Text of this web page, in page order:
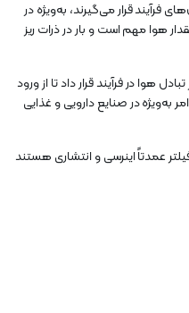
فرآیند قرار می‌گیرند، به‌ویژه در
هوا مهم است و بار در ذرات ریز
هوا در فرآیند قرار داد تا از ورود
به‌ویژه در صنایع دارویی و غذایی
عمدتاً اینرسی و انتشاری هستند